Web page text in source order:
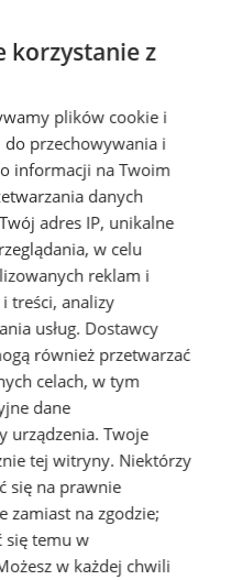
w Zabrzu
korzystanie z
plików cookie i
przechowywania i
informacji na Twoim
danych
adres IP, unikalne
w celu
reklam i
treści, analizy
usług. Dostawcy
również przetwarzać
celach, w tym
dane
urządzenia. Twoje
tej witryny. Niektórzy
się na prawnie
zamiast na zgodzie;
się temu w
w każdej chwili